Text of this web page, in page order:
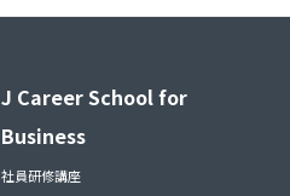
J Career School for
Business
社員研修講座